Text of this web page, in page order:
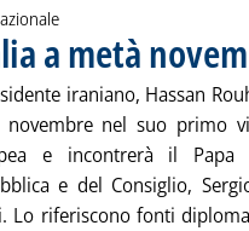
a metà
iraniano, Hassan
nel suo primo
e incontrerà il
e del Consiglio,
Lo riferiscono fonti